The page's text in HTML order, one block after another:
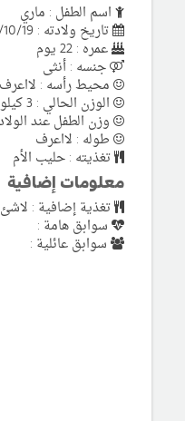
اسم الطفل : ماري
تاريخ ولادته : 2019/10/19
عمره : 22 يوم
جنسه : أنثى
محيط رأسه : لااعرف
الوزن الحالي : 3 كيلو
وزن الطفل عند الولادة : 3 كيلو و
طوله : لااعرف
تغذيته : حليب الأم
معلومات إضافية
تغذية إضافية : لاشئ
سوابق هامة :
سوابق عائلية :